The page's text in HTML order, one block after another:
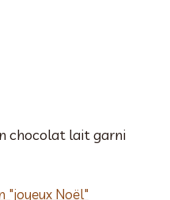
chocolat lait garni